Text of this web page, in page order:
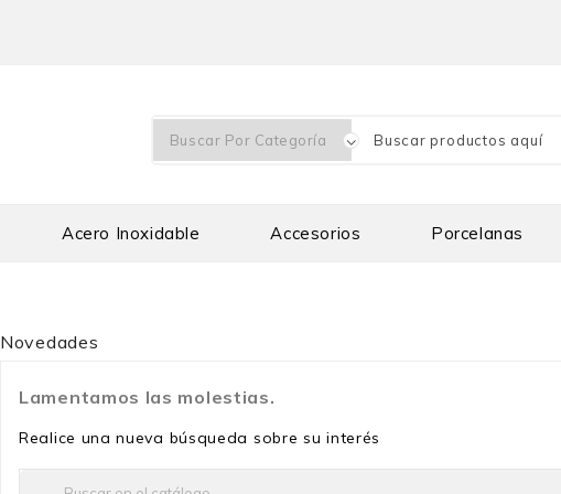
Acero Inoxidable Accesorios Porcelanas
Novedades
Lamentamos las molestias.
Realice una nueva búsqueda sobre su interés